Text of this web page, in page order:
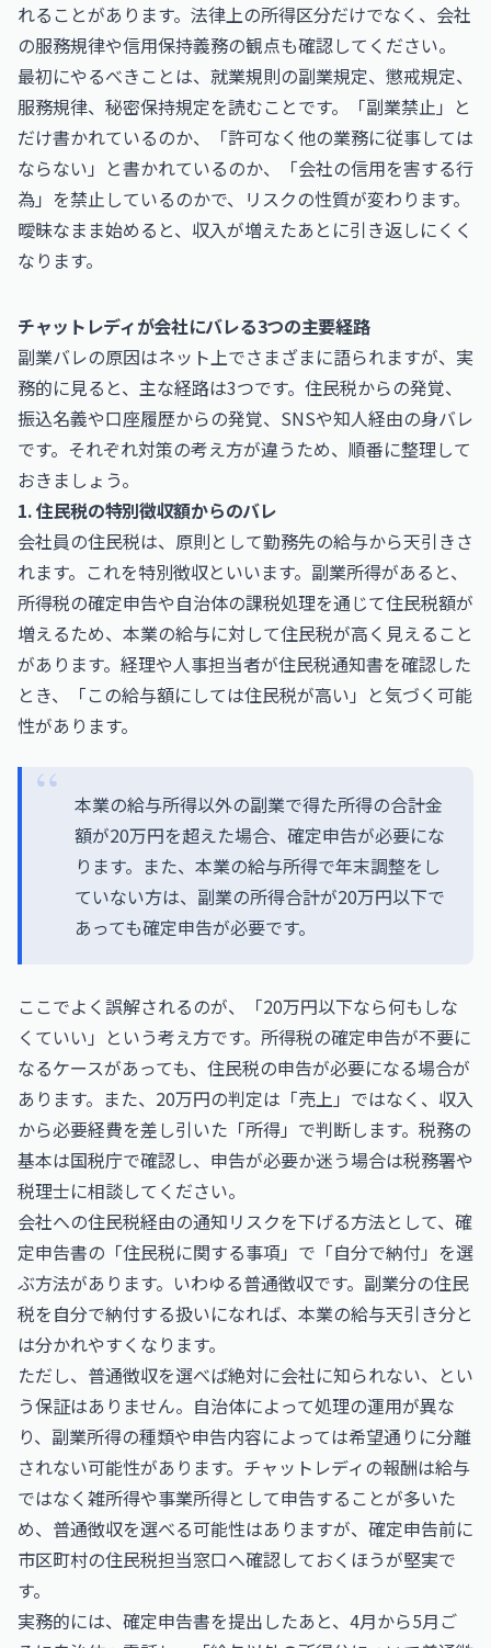
れることがあります。法律上の所得区分だけでなく、会社
の服務規律や信用保持義務の観点も確認してください。
最初にやるべきことは、就業規則の副業規定、懲戒規定、
服務規律、秘密保持規定を読むことです。「副業禁止」と
だけ書かれているのか、「許可なく他の業務に従事しては
ならない」と書かれているのか、「会社の信用を害する行
為」を禁止しているのかで、リスクの性質が変わります。
曖昧なまま始めると、収入が増えたあとに引き返しにくく
なります。
チャットレディが会社にバレる3つの主要経路
副業バレの原因はネット上でさまざまに語られますが、実
務的に見ると、主な経路は3つです。住民税からの発覚、
振込名義や口座履歴からの発覚、SNSや知人経由の身バレ
です。それぞれ対策の考え方が違うため、順番に整理して
おきましょう。
1. 住民税の特別徴収額からのバレ
会社員の住民税は、原則として勤務先の給与から天引きさ
れます。これを特別徴収といいます。副業所得があると、
所得税の確定申告や自治体の課税処理を通じて住民税額が
増えるため、本業の給与に対して住民税が高く見えること
があります。経理や人事担当者が住民税通知書を確認した
とき、「この給与額にしては住民税が高い」と気づく可能
性があります。
本業の給与所得以外の副業で得た所得の合計金
額が20万円を超えた場合、確定申告が必要にな
ります。また、本業の給与所得で年末調整をし
ていない方は、副業の所得合計が20万円以下で
あっても確定申告が必要です。
ここでよく誤解されるのが、「20万円以下なら何もしな
くていい」という考え方です。所得税の確定申告が不要に
なるケースがあっても、住民税の申告が必要になる場合が
あります。また、20万円の判定は「売上」ではなく、収入
から必要経費を差し引いた「所得」で判断します。税務の
基本は国税庁で確認し、申告が必要か迷う場合は税務署や
税理士に相談してください。
会社への住民税経由の通知リスクを下げる方法として、確
定申告書の「住民税に関する事項」で「自分で納付」を選
ぶ方法があります。いわゆる普通徴収です。副業分の住民
税を自分で納付する扱いになれば、本業の給与天引き分と
は分かれやすくなります。
ただし、普通徴収を選べば絶対に会社に知られない、とい
う保証はありません。自治体によって処理の運用が異な
り、副業所得の種類や申告内容によっては希望通りに分離
されない可能性があります。チャットレディの報酬は給与
ではなく雑所得や事業所得として申告することが多いた
め、普通徴収を選べる可能性はありますが、確定申告前に
市区町村の住民税担当窓口へ確認しておくほうが堅実で
す。
実務的には、確定申告書を提出したあと、4月から5月ご